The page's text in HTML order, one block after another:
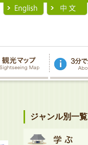
ジャンル別一覧